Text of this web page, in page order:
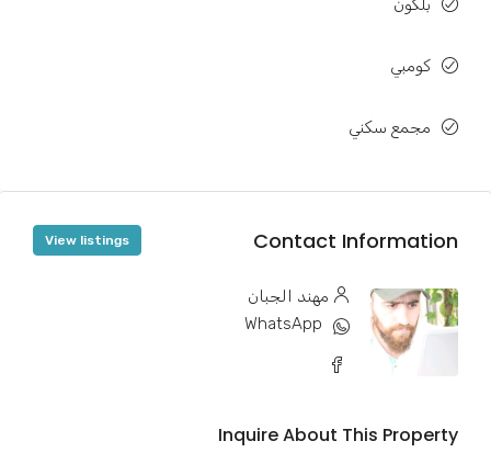
بلكون
كومبي
مجمع سكني
Contact Information
View listings
مهند الجبان
WhatsApp
Inquire About This Property